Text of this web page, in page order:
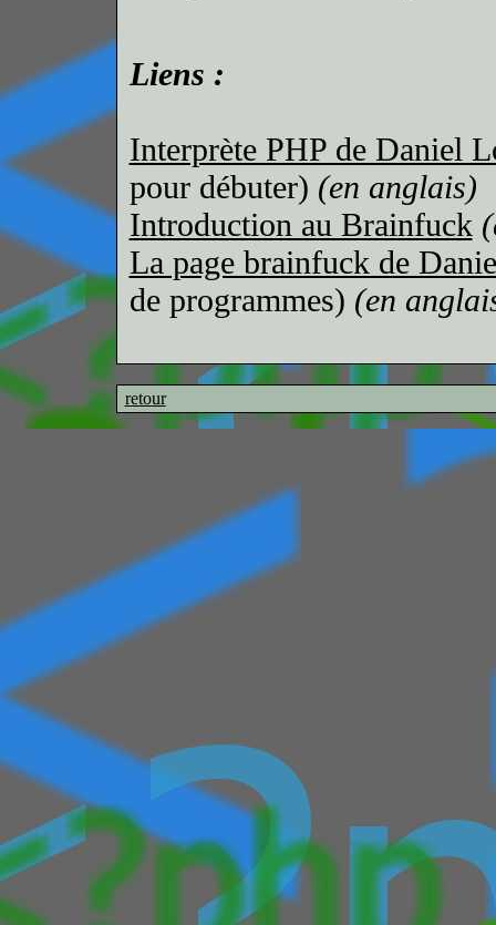
Liens :
Interprète PHP de Daniel
pour débuter) (en anglais)
Introduction au Brainfuck
La page brainfuck de
de programmes) (en
retour